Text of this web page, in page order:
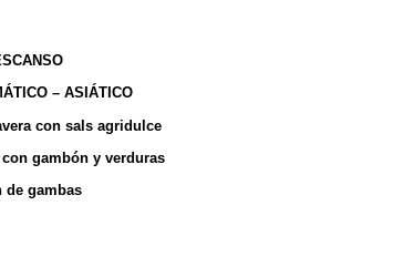
– ASIÁTICO
con sals agridulce
gambón y verduras
de gambas